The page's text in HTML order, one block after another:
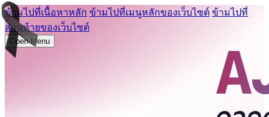
ข้ามไปที่เนื้อหาหลัก ข้ามไปที่เมนูหลักของเว็บไซต์ ข้ามไปที่
ส่วนท้ายของเว็บไซต์
Open Menu